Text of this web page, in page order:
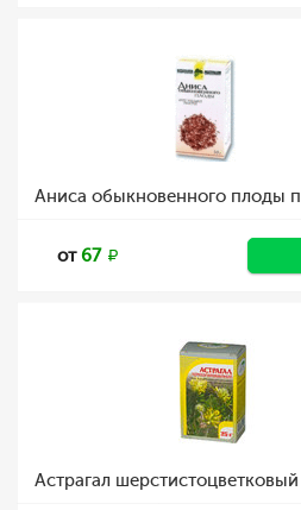
Аниса обыкновенного плоды
от67
Астрагал шерстистоцветковый